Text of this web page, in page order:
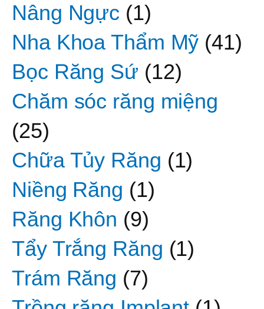
Nâng Ngực (1)
Nha Khoa Thẩm Mỹ (41)
Bọc Răng Sứ (12)
Chăm sóc răng miệng
(25)
Chữa Tủy Răng (1)
Niềng Răng (1)
Răng Khôn (9)
Tẩy Trắng Răng (1)
Trám Răng (7)